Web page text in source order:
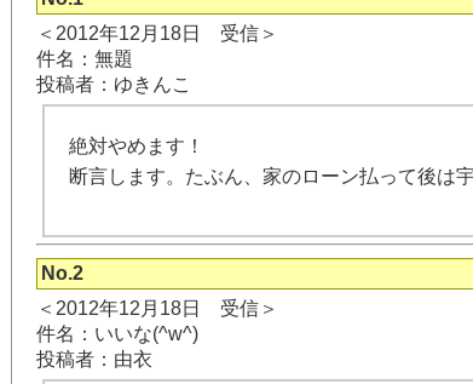
＜2012年12月18日 受信＞
件名：無題
投稿者：ゆきんこ
絶対やめます！
断言します。たぶん、家のローン払って後は
No.2
＜2012年12月18日 受信＞
件名：いいな(^w^)
投稿者：由衣